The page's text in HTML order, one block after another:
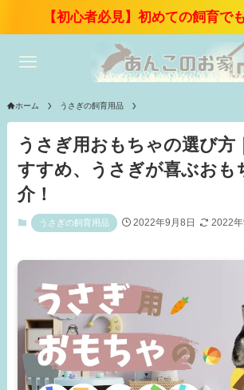
【初心者必見】初めての飼育で
ホーム うさぎの飼育用品
うさぎ用おもちゃの選び方
すすめ、うさぎが喜ぶおも
介！
うさぎの飼育用品 2022年9月8日 2022